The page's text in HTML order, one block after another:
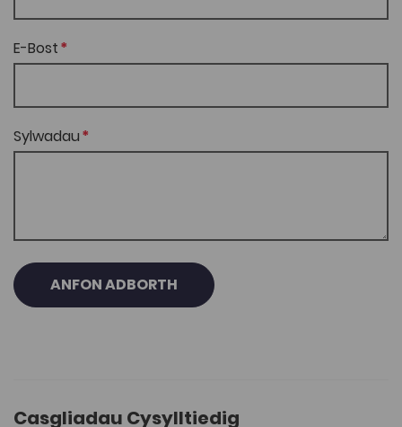
E-Bost
Sylwadau
ANFON ADBORTH
Casgliadau Cysylltiedig